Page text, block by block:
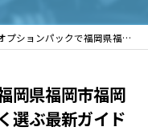
パックで福岡県福岡市福岡市早良区の新車販売を賢く選ぶ最新ガイド
岡県福岡市福岡
選ぶ最新ガイド